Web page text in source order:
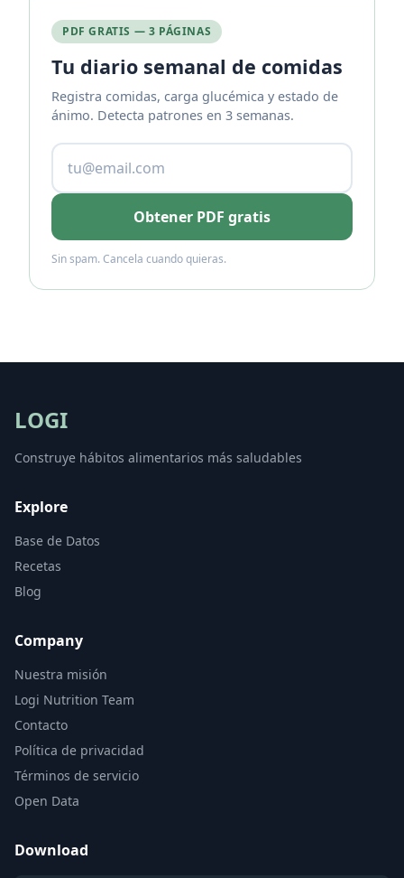
PDF GRATIS — 3 PÁGINAS
Tu diario semanal de comidas
Registra comidas, carga glucémica y estado de
ánimo. Detecta patrones en 3 semanas.
Obtener PDF gratis
Sin spam. Cancela cuando quieras.
LOGI
Construye hábitos alimentarios más saludables
Explore
Base de Datos
Recetas
Blog
Company
Nuestra misión
Logi Nutrition Team
Contacto
Política de privacidad
Términos de servicio
Open Data
Download